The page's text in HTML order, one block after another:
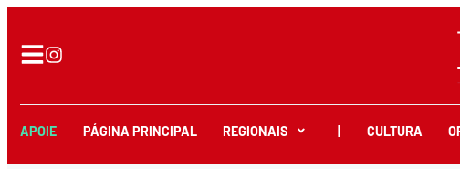
APOIE PÁGINA PRINCIPAL REGIONAIS CULTURA